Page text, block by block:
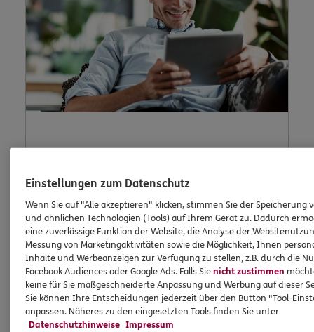
Nutzen Sie unser sicheres Kontaktformular.
ERGO Berater kontaktieren
Einstellungen zum Datenschutz
Wenn Sie auf "Alle akzeptieren" klicken, stimmen Sie der Speicherung
und ähnlichen Technologien (Tools) auf Ihrem Gerät zu. Dadurch
eine zuverlässige Funktion der Website, die Analyse der
Messung von Marketingaktivitäten sowie die Möglichkeit, Ihnen
Inhalte und Werbeanzeigen zur Verfügung zu stellen, z.B. durch die
Facebook Audiences oder Google Ads. Falls Sienicht zustimmen
keine für Sie maßgeschneiderte Anpassung und Werbung auf dieser
Sie können Ihre Entscheidungen jederzeit über den Button "Tool-
anpassen. Näheres zu den eingesetzten Tools finden Sie unter
Datenschutzhinweise Impressum